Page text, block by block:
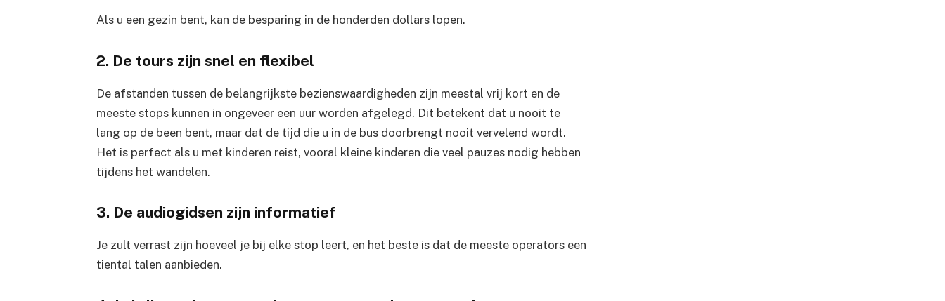
Als u een gezin bent, kan de besparing in de honderden dollars lopen.
2. De tours zijn snel en flexibel
De afstanden tussen de belangrijkste bezienswaardigheden zijn meestal vrij kort en de
meeste stops kunnen in ongeveer een uur worden afgelegd. Dit betekent dat u nooit te
lang op de been bent, maar dat de tijd die u in de bus doorbrengt nooit vervelend wordt.
Het is perfect als u met kinderen reist, vooral kleine kinderen die veel pauzes nodig hebben
tijdens het wandelen.
3. De audiogidsen zijn informatief
Je zult verrast zijn hoeveel je bij elke stop leert, en het beste is dat de meeste operators een
tiental talen aanbieden.